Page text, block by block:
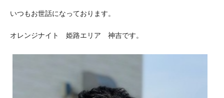
いつもお世話になっております。
オレンジナイト 姫路エリア 神吉です。